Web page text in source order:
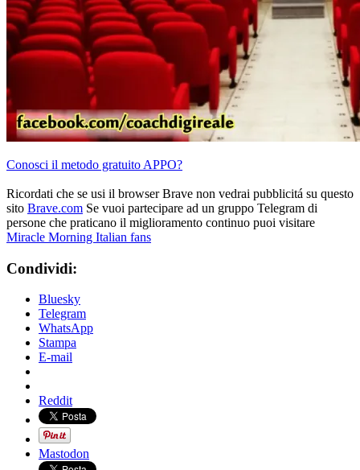
Conosci il metodo gratuito APPO?
Ricordati che se usi il browser Brave non vedrai pubblicitá su questo
sito Brave.com Se vuoi partecipare ad un gruppo Telegram di
persone che praticano il miglioramento continuo puoi visitare
Miracle Morning Italian fans
Condividi:
Bluesky
Telegram
WhatsApp
Stampa
E-mail
Reddit
Mastodon